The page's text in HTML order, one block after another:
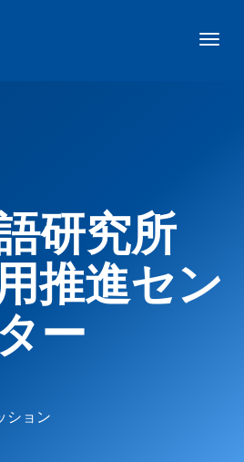
研究所
推進セン
ー
ション